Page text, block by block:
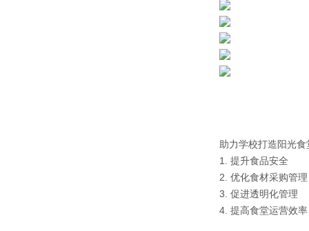
助力学校打造阳光
1. 提升食品安全
2. 优化食材采购管理
3. 促进透明化管理
4. 提高食堂运营效率